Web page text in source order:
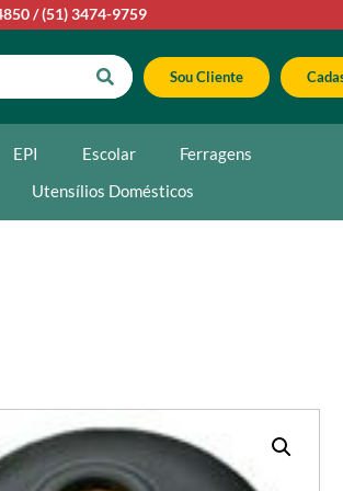
/(51) 3474-9759
Sou Cliente
EPI Escolar
Ferragens
Utensílios Domésticos